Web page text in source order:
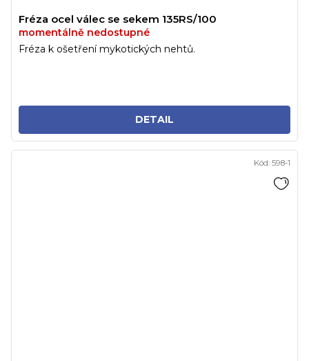
Fréza ocel válec se sekem 135RS/100
momentálně nedostupné
DETAIL
Fréza k ošetření mykotických nehtů.
Kód: 598-1